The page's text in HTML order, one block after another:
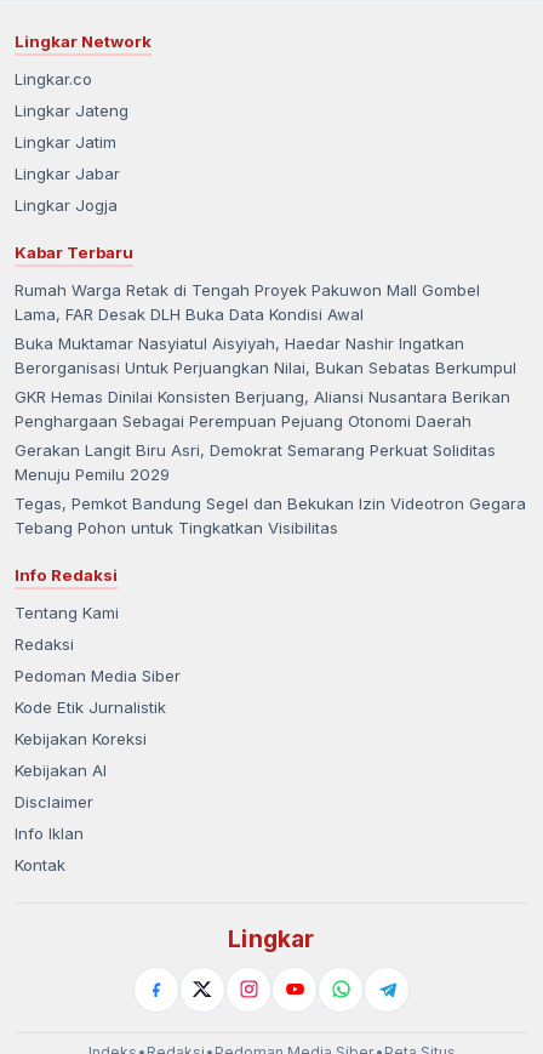
Lingkar Network
Lingkar.co
Lingkar Jateng
Lingkar Jatim
Lingkar Jabar
Lingkar Jogja
Kabar Terbaru
Rumah Warga Retak di Tengah Proyek Pakuwon Mall Gombel
Lama, FAR Desak DLH Buka Data Kondisi Awal
Buka Muktamar Nasyiatul Aisyiyah, Haedar Nashir Ingatkan
Berorganisasi Untuk Perjuangkan Nilai, Bukan Sebatas Berkumpul
GKR Hemas Dinilai Konsisten Berjuang, Aliansi Nusantara Berikan
Penghargaan Sebagai Perempuan Pejuang Otonomi Daerah
Gerakan Langit Biru Asri, Demokrat Semarang Perkuat Soliditas
Menuju Pemilu 2029
Tegas, Pemkot Bandung Segel dan Bekukan Izin Videotron Gegara
Tebang Pohon untuk Tingkatkan Visibilitas
Info Redaksi
Tentang Kami
Redaksi
Pedoman Media Siber
Kode Etik Jurnalistik
Kebijakan Koreksi
Kebijakan AI
Disclaimer
Info Iklan
Kontak
Lingkar